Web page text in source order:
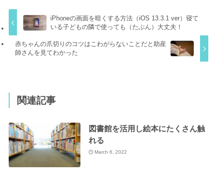
iPhoneの画面を暗くする方法（iOS 13.3.1 ver）寝て
いる子どもの隣で使っても（たぶん）大丈夫！
赤ちゃんの爪切りのコツはこわがらないことだと助産
師さんを見てわかった
関連記事
図書館を活用し絵本にたくさん触
れる
March 6, 2022